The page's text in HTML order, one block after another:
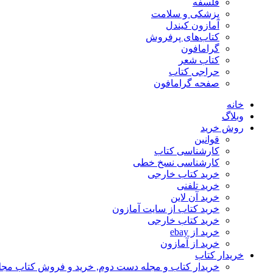
فلسفه
پزشکی و سلامت
آمازون کیندل
کتاب‌های پرفروش
گرامافون
کتاب شعر
حراجی کتاب
صفحه گرامافون
خانه
وبلاگ
روش خرید
قوانین
کارشناسی کتاب
کارشناسی نسخ خطی
خرید کتاب خارجی
خرید تلفنی
خرید آن لاین
خرید کتاب از سایت آمازون
خرید کتاب خارجی
خرید از ebay
خرید از آمازون
خریدار کتاب
خریدار کتاب و مجله دست دوم, خرید و فروش کتاب